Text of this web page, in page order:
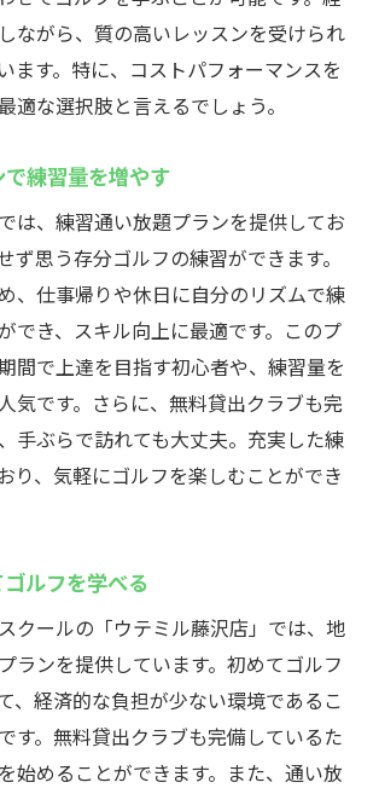
ながら、質の高いレッスンを受けられ
ます。特に、コストパフォーマンスを
適な選択肢と言えるでしょう。
練習量を増やす
は、練習通い放題プランを提供してお
ず思う存分ゴルフの練習ができます。
、仕事帰りや休日に自分のリズムで練
でき、スキル向上に最適です。このプ
間で上達を目指す初心者や、練習量を
気です。さらに、無料貸出クラブも完
手ぶらで訪れても大丈夫。充実した練
り、気軽にゴルフを楽しむことができ
ルフを学べる
クールの「ウテミル藤沢店」では、地
ランを提供しています。初めてゴルフ
、経済的な負担が少ない環境であるこ
す。無料貸出クラブも完備しているた
始めることができます。また、通い放